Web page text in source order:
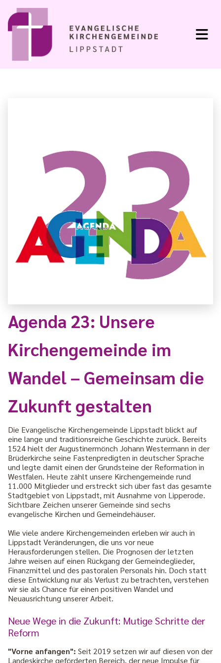
Agenda 23: Unsere
Kirchengemeinde im
Wandel – Gemeinsam die
Zukunft gestalten
Die Evangelische Kirchengemeinde Lippstadt blickt auf
eine lange und traditionsreiche Geschichte zurück. Bereits
1524 hielt der Augustinermönch Johann Westermann in der
Brüderkirche seine Fastenpredigten in deutscher Sprache
und legte damit einen der Grundsteine der Reformation in
Westfalen. Heute zählt unsere Kirchengemeinde rund
11.000 Mitglieder und erstreckt sich über fast das gesamte
Stadtgebiet von Lippstadt, mit Ausnahme von Lipperode.
Sichtbare Zeichen unserer Gemeinde sind sechs
evangelische Kirchen und Gemeindehäuser.
Wie viele andere Kirchengemeinden erleben wir auch in
Lippstadt Veränderungen, die uns vor neue
Herausforderungen stellen. Die Prognosen der letzten
Jahre weisen auf einen Rückgang der Gemeindeglieder,
Finanzmittel und des pastoralen Personals hin. Doch statt
diese Entwicklung nur als Verlust zu betrachten, verstehen
wir sie als Chance für einen positiven Wandel und
Neuausrichtung unserer Arbeit.
Neue Wege in die Zukunft: Mutige Schritte der
Reform
"Vorne anfangen": Seit 2019 setzen wir auf diesen von der
Landeskirche geförderten Bereich, der neue Impulse für